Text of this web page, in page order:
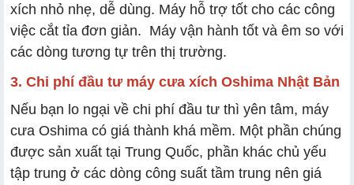
xích nhỏ nhẹ, dễ dùng. Máy hỗ trợ tốt cho các công
việc cắt tỉa đơn giản. Máy vận hành tốt và êm so với
các dòng tương tự trên thị trường.
3. Chi phí đầu tư máy cưa xích Oshima Nhật Bản
Nếu bạn lo ngại về chi phí đầu tư thì yên tâm, máy
cưa Oshima có giá thành khá mềm. Một phần chúng
được sản xuất tại Trung Quốc, phần khác chủ yếu
tập trung ở các dòng công suất tầm trung nên giá